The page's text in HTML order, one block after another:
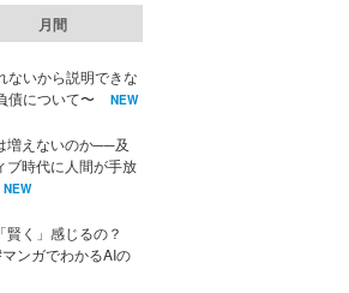
月間
いから説明できな
債について〜
NEW
増えないのか──及
ブ時代に人間が手放
NEW
賢く」感じるの？
ンガでわかるAIの